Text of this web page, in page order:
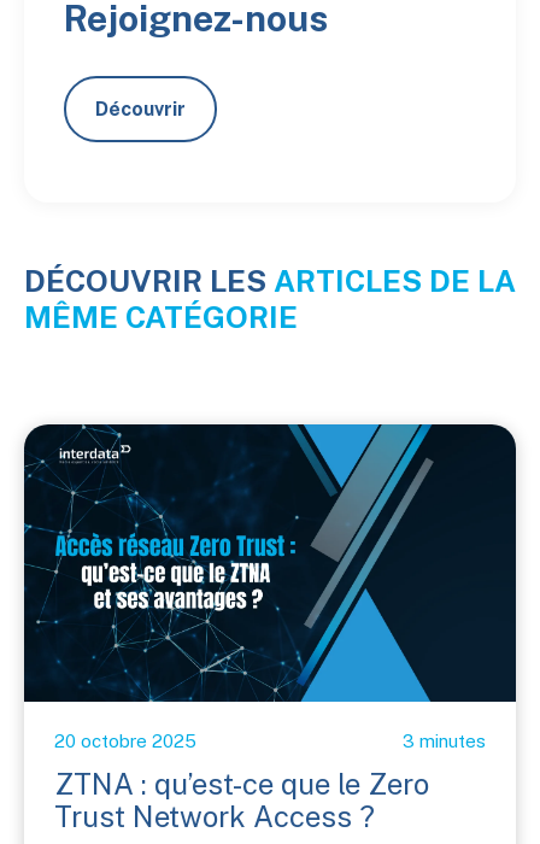
Rejoignez-nous
Découvrir
DÉCOUVRIR LES ARTICLES DE LA
MÊME CATÉGORIE
20 octobre 2025 3 minutes
ZTNA : qu’est-ce que le Zero
Trust Network Access ?